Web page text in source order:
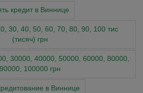
кредит в Виннице
30, 40, 50, 60, 70, 80, 90, 100 тис
(тисяч) грн
30000, 40000, 50000, 60000, 80000,
90000, 100000 грн
в Виннице